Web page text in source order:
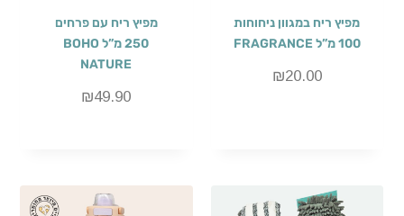
מפיץ ריח במגוון ניחוחות
100 מ”ל FRAGRANCE
₪20.00
מפיץ ריח עם פרחים
250 מ”ל BOHO
NATURE
₪49.90